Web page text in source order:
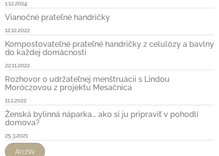
1.12.2024
Vianočné prateľné handričky
12.12.2022
Kompostovateľné prateľné handričky z celulózy a bavlny
do každej domácnosti
22.11.2022
Rozhovor o udržateľnej menštruácii s Lindou
Moróczovou z projektu Mesačnica
11.1.2022
Ženská bylinná náparka... ako si ju pripraviť v pohodlí
domova?
25.3.2021
Archív